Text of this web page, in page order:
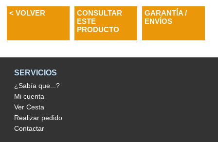
< VOLVER
CONSULTAR
ESTE
PRODUCTO
GARANTÍA /
ENVÍOS
SERVICIOS
¿Sabía que...?
Mi cuenta
Ver Cesta
Realizar pedido
Contactar